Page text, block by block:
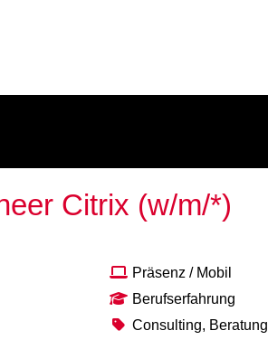
Citrix (w/m/*)
Präsenz / Mobil
Berufserfahrung
Consulting, Beratung